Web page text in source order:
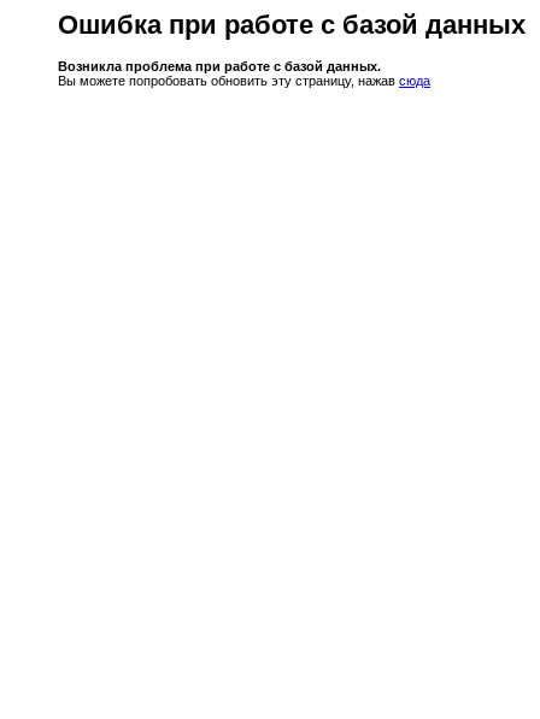
Ошибка при работе с базой данных
Возникла проблема при работе с базой данных.
Вы можете попробовать обновить эту страницу, нажав сюда